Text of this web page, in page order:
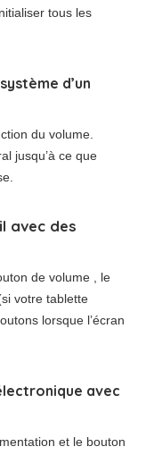
tous les
d’un
du volume.
jusqu’à ce que
avec des
de volume , le
votre tablette
lorsque l’écran
avec
et le bouton